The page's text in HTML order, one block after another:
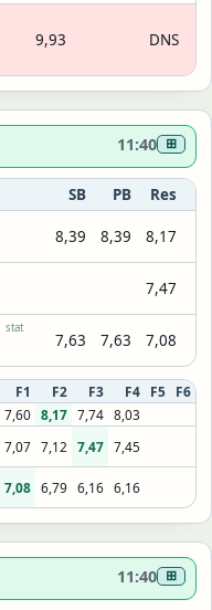
9,93 DNS
11:40 ⊞
SB PB Res
8,39 8,39 8,17
7,47
stat
7,63 7,63 7,08
F1 F2 F3 F4 F5
F6
7,60 8,17 7,74 8,03
7,07 7,12 7,47 7,45
7,08 6,79 6,16 6,16
11:40 ⊞